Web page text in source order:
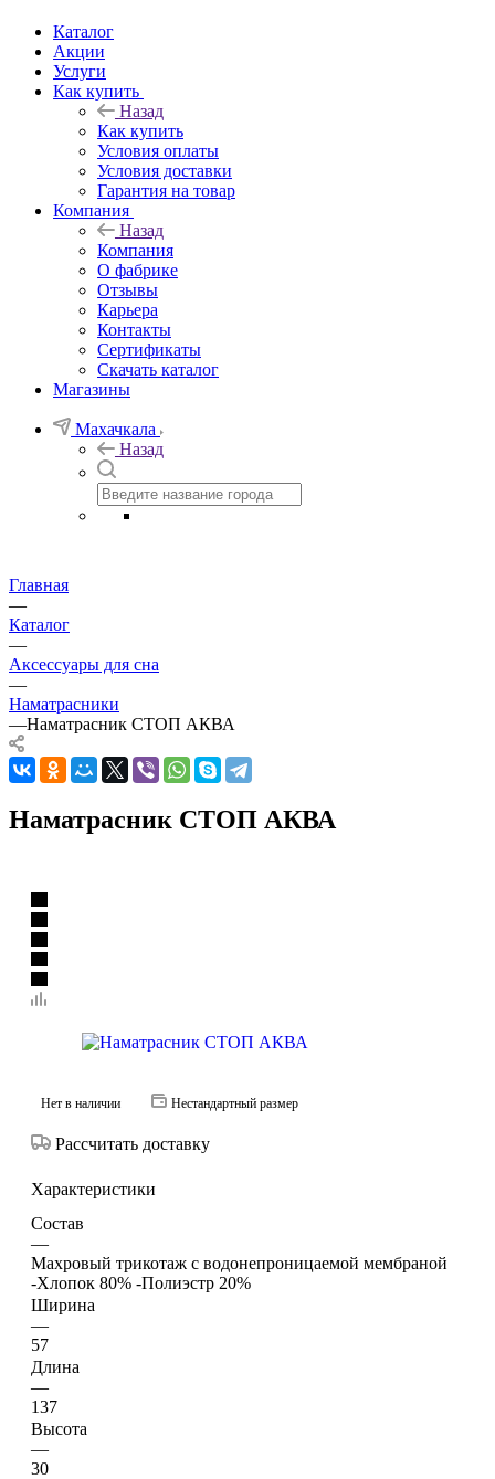
Каталог
Акции
Услуги
Как купить
Назад
Как купить
Условия оплаты
Условия доставки
Гарантия на товар
Компания
Назад
Компания
О фабрике
Отзывы
Карьера
Контакты
Сертификаты
Скачать каталог
Магазины
Махачкала
Назад
Главная
—
Каталог
—
Аксессуары для сна
—
Наматрасники
—Наматрасник СТОП АКВА
Наматрасник СТОП АКВА
Нет в наличии Нестандартный размер
Рассчитать доставку
Характеристики
Состав
—
Махровый трикотаж с водонепроницаемой мембраной
-Хлопок 80% -Полиэстр 20%
Ширина
—
57
Длина
—
137
Высота
—
30